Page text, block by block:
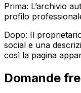
Prima: L’archivio
profilo
Dopo: Il
social e una
così la pagina
Domande